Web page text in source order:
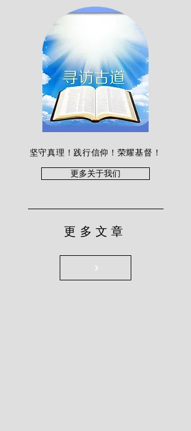
坚守真理！践行信仰！荣耀基督！
更多关于我们
更多文章